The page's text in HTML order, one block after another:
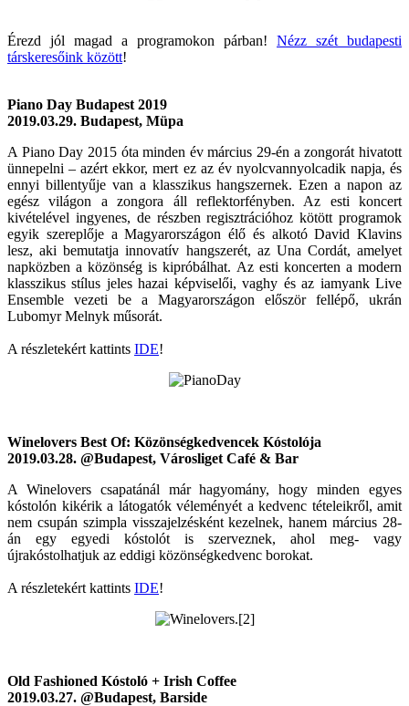
Érezd jól magad a programokon párban! Nézz szét budapesti
társkeresőink között!
Piano Day Budapest 2019
2019.03.29. Budapest, Müpa
A Piano Day 2015 óta minden év március 29-én a zongorát hivatott
ünnepelni – azért ekkor, mert ez az év nyolcvannyolcadik napja, és
ennyi billentyűje van a klasszikus hangszernek. Ezen a napon az
egész világon a zongora áll reflektorfényben. Az esti koncert
kivételével ingyenes, de részben regisztrációhoz kötött programok
egyik szereplője a Magyarországon élő és alkotó David Klavins
lesz, aki bemutatja innovatív hangszerét, az Una Cordát, amelyet
napközben a közönség is kipróbálhat. Az esti koncerten a modern
klasszikus stílus jeles hazai képviselői, vaghy és az iamyank Live
Ensemble vezeti be a Magyarországon először fellépő, ukrán
Lubomyr Melnyk műsorát.
A részletekért kattints IDE!
Winelovers Best Of: Közönségkedvencek Kóstolója
2019.03.28. @Budapest, Városliget Café & Bar
A Winelovers csapatánál már hagyomány, hogy minden egyes
kóstolón kikérik a látogatók véleményét a kedvenc tételeikről, amit
nem csupán szimpla visszajelzésként kezelnek, hanem március 28-
án egy egyedi kóstolót is szerveznek, ahol meg- vagy
újrakóstolhatjuk az eddigi közönségkedvenc borokat.
A részletekért kattints IDE!
Old Fashioned Kóstoló + Irish Coffee
2019.03.27. @Budapest, Barside